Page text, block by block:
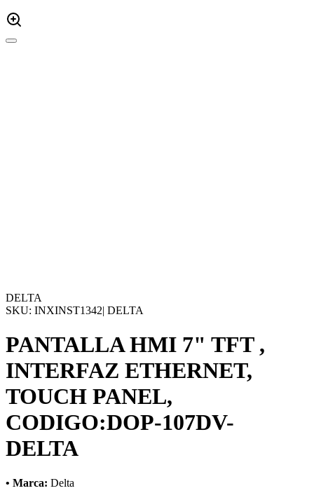
DELTA
SKU: INXINST1342| DELTA
PANTALLA HMI 7" TFT ,
INTERFAZ ETHERNET,
TOUCH PANEL,
CODIGO:DOP-107DV-
DELTA
• Marca: Delta